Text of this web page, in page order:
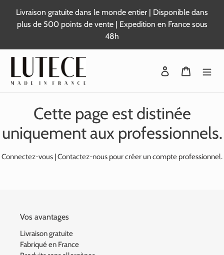
contenu
Livraison gratuite dans le monde entier | Disponible dans
plus de 500 points de vente | Expedition en France sous
48h
Se connecter
Panier
Cette page est distinée
uniquement aux professionnels.
Connectez-vous Contactez-nous pour créer un compte professionnel.
Vos avantages
Livraison gratuite
Fabriqué en France